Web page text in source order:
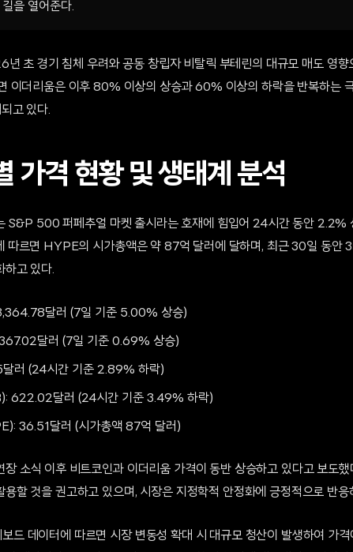
을 열어준다.
초 경기 침체 우려와 공동 창립자 비탈릭 부테린의 대규모 매도 영향
이더리움은 이후 80% 이상의 상승과 60% 이상의 하락을 반복하는
고 있다.
가격 현황 및 생태계 분석
S&P 500 퍼페추얼 마켓 출시라는 호재에 힘입어 24시간 동안 2.2%
따르면 HYPE의 시가총액은 약 87억 달러에 달하며, 최근 30일 동안
하고 있다.
달러 (7일 기준 5.00% 상승)
달러 (7일 기준 0.69% 상승)
러 (24시간 기준 2.89% 하락)
622.02달러 (24시간 기준 3.49% 하락)
36.51달러 (시가총액 87억 달러)
장 소식 이후 비트코인과 이더리움 가격이 동반 상승하고 있다고 보도했
용할 것을 권고하고 있으며, 시장은 지정학적 안정화에 긍정적으로 반응
드 데이터에 따르면 시장 변동성 확대 시 대규모 청산이 발생하여 가